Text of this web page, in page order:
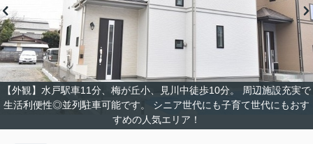
【外観】水戸駅車11分、梅が丘小、見川中徒歩10分。 周辺施設充実で
生活利便性◎並列駐車可能です。 シニア世代にも子育て世代にもおす
すめの人気エリア！